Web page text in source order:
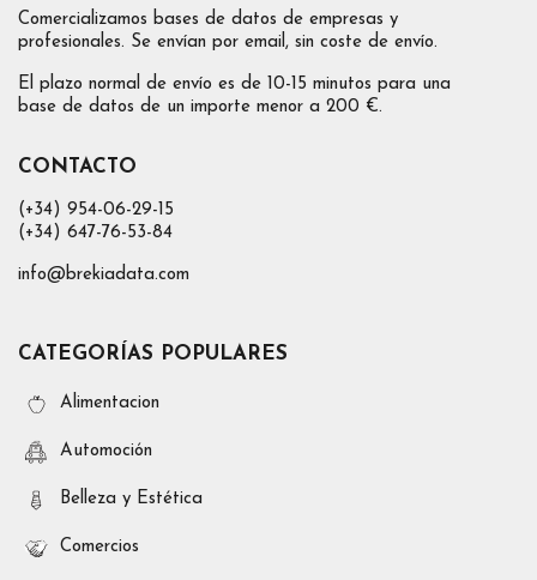
Comercializamos bases de datos de empresas y
profesionales. Se envían por email, sin coste de envío.
El plazo normal de envío es de 10-15 minutos para una
base de datos de un importe menor a 200 €.
CONTACTO
(+34) 954-06-29-15
(+34) 647-76-53-84
info@brekiadata.com
CATEGORÍAS POPULARES
Alimentacion
Automoción
Belleza y Estética
Comercios